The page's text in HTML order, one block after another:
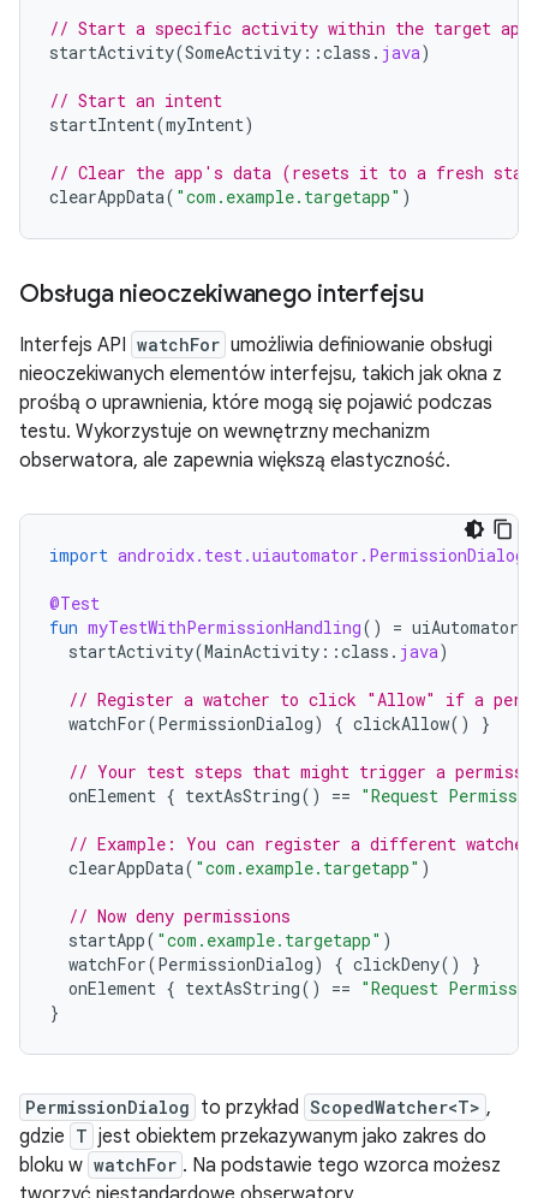
// Start a specific activity within the target app
startActivity(SomeActivity ::class . java)
// Start an intent
startIntent(myIntent)
// Clear the app's data (resets it to a fresh
clearAppData( "com.example.targetapp" )
Obsługa nieoczekiwanego interfejsu
Interfejs API watchFor umożliwia definiowanie obsługi
nieoczekiwanych elementów interfejsu, takich jak okna z
prośbą o uprawnienia, które mogą się pojawić podczas
testu. Wykorzystuje on wewnętrzny mechanizm
obserwatora, ale zapewnia większą elastyczność.
import androidx.test.uiautomator.PermissionDialog
@Test
fun myTestWithPermissionHandling() = uiAutomator
startActivity(MainActivity ::class . java)
// Register a watcher to click "Allow" if a
watchFor(PermissionDialog) { clickAllow() }
// Your test steps that might trigger a
onElement { textAsString() == "Request
// Example: You can register a different
clearAppData( "com.example.targetapp" )
// Now deny permissions
startApp( "com.example.targetapp" )
watchFor(PermissionDialog) { clickDeny()
}
onElement { textAsString() == "Request
}
PermissionDialog to przykład ScopedWatcher<T> ,
gdzie T jest obiektem przekazywanym jako zakres do
bloku w watchFor . Na podstawie tego wzorca możesz